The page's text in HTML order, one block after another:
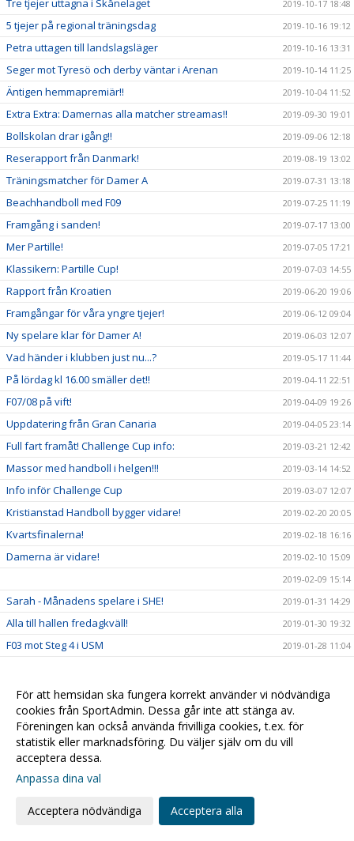
Tre tjejer uttagna i Skånelaget 2019-10-17 18:48
5 tjejer på regional träningsdag 2019-10-16 19:12
Petra uttagen till landslagsläger 2019-10-16 13:31
Seger mot Tyresö och derby väntar i Arenan 2019-10-14 11:25
Äntigen hemmapremiär!! 2019-10-04 11:52
Extra Extra: Damernas alla matcher streamas!! 2019-09-30 19:01
Bollskolan drar igång!! 2019-09-06 12:18
Reserapport från Danmark! 2019-08-19 13:02
Träningsmatcher för Damer A 2019-07-31 13:18
Beachhandboll med F09 2019-07-25 11:19
Framgång i sanden! 2019-07-17 13:00
Mer Partille! 2019-07-05 17:21
Klassikern: Partille Cup! 2019-07-03 14:55
Rapport från Kroatien 2019-06-20 19:06
Framgångar för våra yngre tjejer! 2019-06-12 09:04
Ny spelare klar för Damer A! 2019-06-03 12:07
Vad händer i klubben just nu...? 2019-05-17 11:44
På lördag kl 16.00 smäller det!! 2019-04-11 22:51
F07/08 på vift! 2019-04-09 19:26
Uppdatering från Gran Canaria 2019-04-05 23:14
Full fart framåt! Challenge Cup info: 2019-03-21 12:42
Massor med handboll i helgen!!! 2019-03-14 14:52
Info inför Challenge Cup 2019-03-07 12:07
Kristianstad Handboll bygger vidare! 2019-02-20 20:05
Kvartsfinalerna! 2019-02-18 16:16
Damerna är vidare!
2019-02-10 15:09
2019-02-09 15:14
Sarah - Månadens spelare i SHE! 2019-01-31 14:29
Alla till hallen fredagkväll! 2019-01-30 19:32
F03 mot Steg 4 i USM 2019-01-28 11:04
Kristianstad Handboll förstärker Damtruppen 2019-01-14 22:57
Öppettider för kansliet 2019-01-08 14:31
Kompisfika för integration! 2018-12-26 10:46
Daxs för match!!
Äntligen hemmamatch igen!
Veckans tillbakablick: Ulf Schefvert
Fullt med handboll i helgen!
För att hemsidan ska fungera korrekt använder vi nödvändiga
cookies från SportAdmin. Dessa går inte att stänga av.
Föreningen kan också använda frivilliga cookies, t.ex. för
statistik eller marknadsföring. Du väljer själv om du vill
acceptera dessa.
Anpassa dina val
Acceptera nödvändiga Acceptera alla